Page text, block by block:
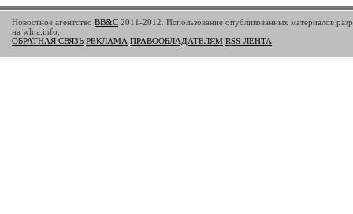
Новостное агентство BB&C 2011-2012. Использование опубликованных материалов
на wlna.info.
ОБРАТНАЯ СВЯЗЬ РЕКЛАМА ПРАВООБЛАДАТЕЛЯМ RSS-ЛЕНТА